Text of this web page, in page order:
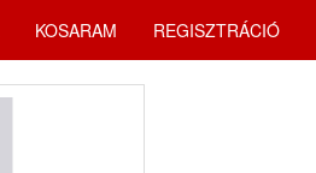
KOSARAM REGISZTRÁCIÓ